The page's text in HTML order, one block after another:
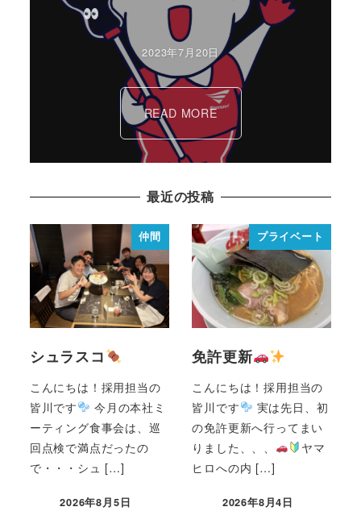
2023年7月20日
READ MORE
最近の投稿
仲間
シュラスコ
こんにちは！採用担当の
皆川です
今月の本社ミ
ーティング食事会は、巡
回点検で満点だったの
で・・・シュ […]
2026年8月5日
プライベート
免許更新
こんにちは！採用担当の
皆川です
実は先日、初
の免許更新へ行ってまい
りました、、、
ヤマ
ヒロへの内 […]
2026年8月4日